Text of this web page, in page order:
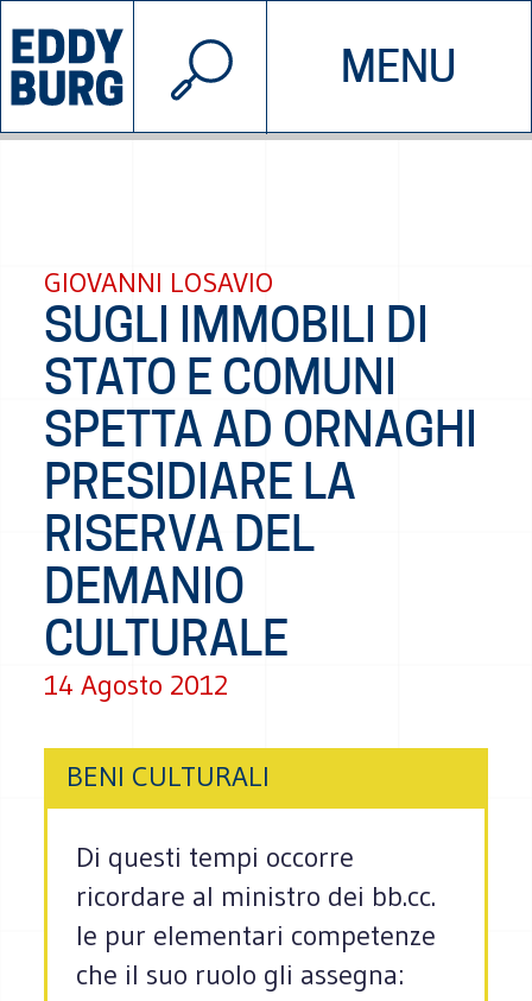
MENU
INIZIATIVE CHI SIAMO
© 2026 EDDYBURG
GIOVANNI LOSAVIO
SUGLI IMMOBILI DI
STATO E COMUNI
SPETTA AD ORNAGHI
PRESIDIARE LA
RISERVA DEL
DEMANIO
CULTURALE
14 Agosto 2012
BENI CULTURALI
Di questi tempi occorre
ricordare al ministro dei bb.cc.
le pur elementari competenze
che il suo ruolo gli assegna: